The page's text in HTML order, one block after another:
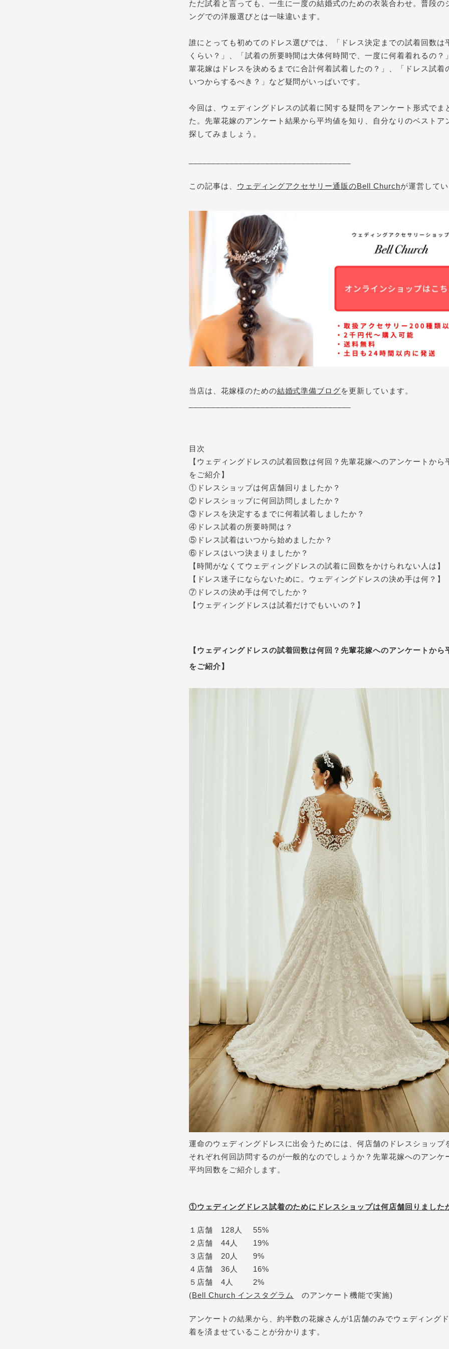
ただ試着と言っても、一生に一度の結婚式のための衣装合わせ。 普段の
ングでの洋服選びとは一味違います。
誰にとっても初めてのドレス選びでは、 「ドレス決定までの試着回数は
くらい？」、「試着の所要時間は大体何時間で、一度に何着着れるの？
輩花嫁はドレスを決めるまでに合計何着試着したの？」、「ドレス試着
いつからするべき？」など疑問がいっぱいです。
今回は、ウェディングドレスの試着に関する疑問をアンケート形式でま
た。先輩花嫁のアンケート結果から平均値を知り、自分なりのベストア
探してみましょう。
この記事は、 ウェディングアクセサリー通販のBell Churchが運営してい
当店は、花嫁様のための結婚式準備ブログを更新しています。
目次
【ウェディングドレスの試着回数は何回？先輩花嫁へのアンケートから
をご紹介 】
①ドレスショップは何店舗回りましたか？
②ドレスショップに何回訪問しましたか？
③ドレスを決定するまでに何着試着しましたか？
④ドレス試着の所要時間は？
⑤ドレス試着はいつから始めましたか？
⑥ドレスはいつ決まりましたか？
【時間がなくてウェディングドレスの試着に回数をかけられない人は】
【ドレス迷子にならないために。ウェディングドレスの決め手は何？】
⑦ドレスの決め手は何でしたか？
【ウェディングドレスの試着回数は何回？先輩花嫁へのアンケートから
をご紹介】
運命のウェディングドレスに出会うためには、何店舗の ドレスショップ
それぞれ何回訪問するのが一般的なのでしょうか？先輩花嫁へのアンケ
平均回数をご紹介します。
①ウェディングドレス試着のためにドレスショップは何店舗回りました
１店舗	128人	55%
２店舗	44人	19%
３店舗	20人	9%
４店舗	36人	16%
５店舗	4人　	2%
(Bell Church インスタグラム のアンケート機能で実施)
アンケートの結果から、約半数の花嫁さんが1店舗のみでウェディング
着を済ませていることが分かります。